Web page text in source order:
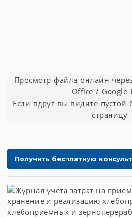
Просмотр файла онлайн
Office / Google
Если вдруг вы видите пустой
страницу